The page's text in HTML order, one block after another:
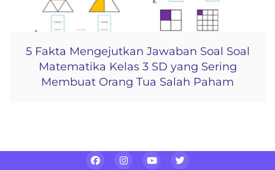
5 Fakta Mengejutkan Jawaban Soal Soal
Matematika Kelas 3 SD yang Sering
Membuat Orang Tua Salah Paham